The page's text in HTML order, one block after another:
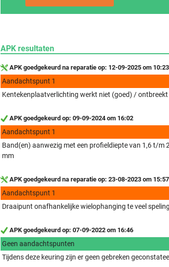
APK resultaten
APK goedgekeurd na reparatie op: 12-09-2025 om 10:23
Aandachtspunt 1
Kentekenplaatverlichting werkt niet (goed) / ontbreekt
APK goedgekeurd op: 09-09-2024 om 16:02
Aandachtspunt 1
Band(en) aanwezig met een profieldiepte van 1,6 t/m
mm
APK goedgekeurd na reparatie op: 23-08-2023 om 15:57
Aandachtspunt 1
Draaipunt onafhankelijke wielophanging te veel speling
APK goedgekeurd op: 07-09-2022 om 16:46
Geen aandachtspunten
Tijdens deze keuring zijn er geen gebreken